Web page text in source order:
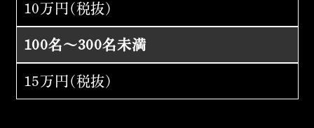
10万円(税抜)
100名～300名未満
15万円(税抜)